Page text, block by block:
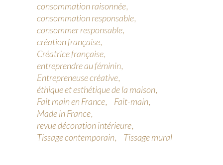
consommation raisonnée
consommation responsable
consommer responsable
création française
Créatrice française
entreprendre au féminin
Entrepreneuse créative
éthique et esthétique de la maison
Fait main en France
Fait-main
Made in France
revue décoration intérieure
Tissage contemporain
Tissage mural